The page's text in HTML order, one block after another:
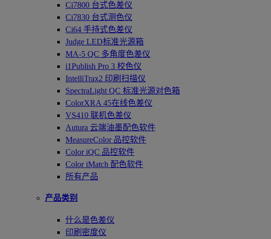
Ci7800 台式色差仪
Ci7830 台式测色仪
Ci64 手持式色差仪
Judge LED标准光源箱
MA-5 QC 多角度色差仪
i1Publish Pro 3 校色仪
IntelliTrax2 印刷扫描仪
SpectraLight QC 标准光源对色箱
ColorXRA 45在线色差仪
VS410 联机色差仪
Autura 云端油墨配色软件
MeasureColor 品控软件
Color iQC 品控软件
Color iMatch 配色软件
所有产品
产品类别
什么是色差仪
印刷密度仪